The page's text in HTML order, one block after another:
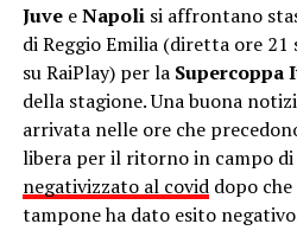
Juve eNapoli si affrontano
di Reggio Emilia (diretta ore 21
su RaiPlay) per la Supercoppa
della stagione. Una buona
arrivata nelle ore che
libera per il ritorno in campo di
negativizzato al coviddopo che
tampone ha dato esito